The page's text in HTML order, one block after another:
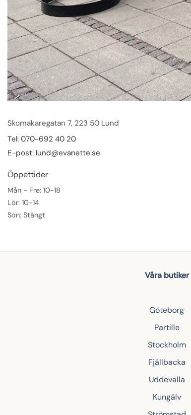
Skomakaregatan 7, 223 50 Lund
Tel: 070-692 40 20
E-post: lund@evanette.se
Öppettider
Mån - Fre: 10-18
Lör: 10-14
Sön: Stängt
Våra butiker
Göteborg
Partille
Stockholm
Fjällbacka
Uddevalla
Kungälv